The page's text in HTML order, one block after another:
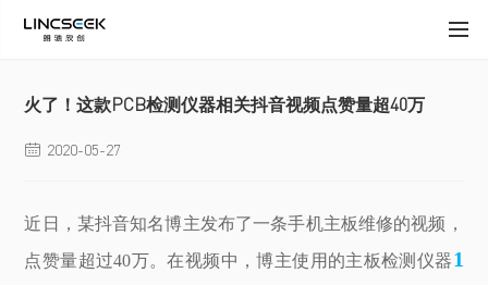
火了！这款PCB检测仪器相关抖音视频点赞量超40万
 2020-05-27
近日，某抖音知名博主发布了一条手机主板维修的视频，
点赞量超过40万。在视频中，博主使用的主板检测仪器1